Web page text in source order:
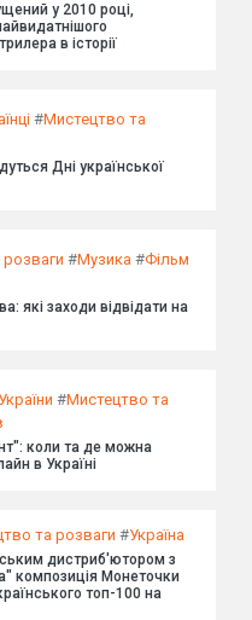
у 2010 році,
в історії
#Мистецтво та
Дні української
#Музика #Фільм
які заходи відвідати на
#Мистецтво та
коли та де можна
в Україні
та розваги #Україна
дистриб'ютором з
композиція Монеточки
топ-100 на